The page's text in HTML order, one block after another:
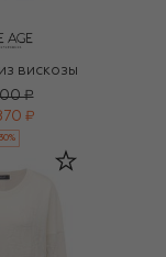
вискозы
₽
₽
30%